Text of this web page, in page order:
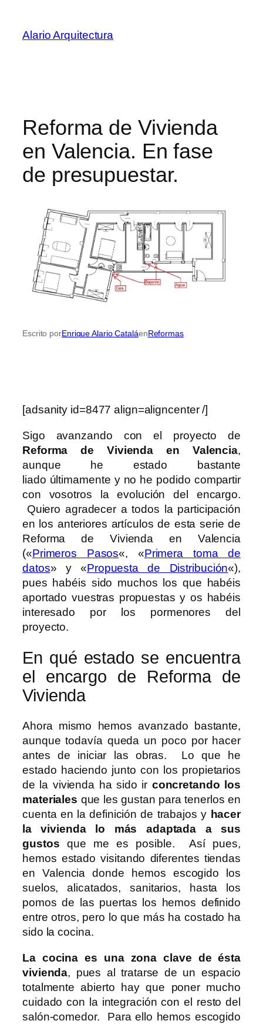
contenido
Alario Arquitectura
Reforma de Vivienda
en Valencia. En fase
de presupuestar.
Escrito porEnrique Alario CataláenReformas
[adsanity id=8477 align=aligncenter /]
Sigo avanzando con el proyecto de
Reforma de Vivienda en Valencia,
aunque he estado bastante
liado últimamente y no he podido compartir
con vosotros la evolución del encargo.
Quiero agradecer a todos la participación
en los anteriores artículos de esta serie de
Reforma de Vivienda en Valencia
(«Primeros Pasos«, «Primera toma de
datos» y «Propuesta de Distribución«),
pues habéis sido muchos los que habéis
aportado vuestras propuestas y os habéis
interesado por los pormenores del
proyecto.
En qué estado se encuentra
el encargo de Reforma de
Vivienda
Ahora mismo hemos avanzado bastante,
aunque todavía queda un poco por hacer
antes de iniciar las obras. Lo que he
estado haciendo junto con los propietarios
de la vivienda ha sido ir concretando los
materiales que les gustan para tenerlos en
cuenta en la definición de trabajos y hacer
la vivienda lo más adaptada a sus
gustos que me es posible. Así pues,
hemos estado visitando diferentes tiendas
en Valencia donde hemos escogido los
suelos, alicatados, sanitarios, hasta los
pomos de las puertas los hemos definido
entre otros, pero lo que más ha costado ha
sido la cocina.
La cocina es una zona clave de ésta
vivienda, pues al tratarse de un espacio
totalmente abierto hay que poner mucho
cuidado con la integración con el resto del
salón-comedor. Para ello hemos escogido